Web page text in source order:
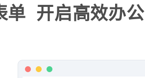
单 开启高效办公